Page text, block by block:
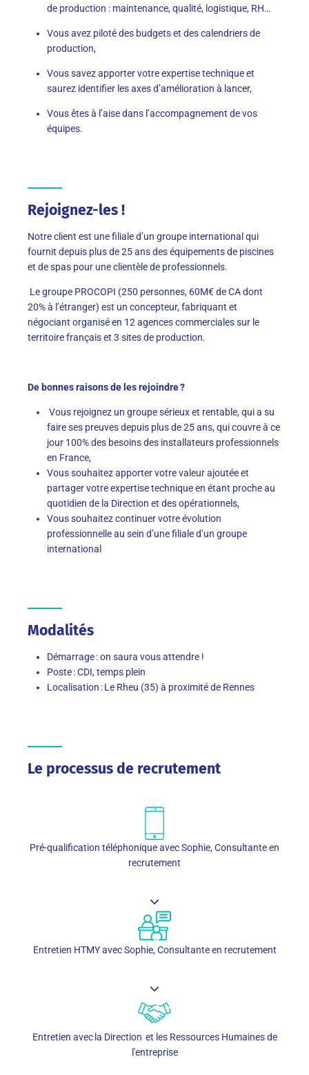
de production : maintenance, qualité, logistique, RH…
Vous avez piloté des budgets et des calendriers de
production,
Vous savez apporter votre expertise technique et
saurez identifier les axes d’amélioration à lancer,
Vous êtes à l’aise dans l’accompagnement de vos
équipes.
Rejoignez-les !
Notre client est une filiale d’un groupe international qui
fournit depuis plus de 25 ans des équipements de piscines
et de spas pour une clientèle de professionnels.
Le groupe PROCOPI (250 personnes, 60M€ de CA dont
20% à l’étranger) est un concepteur, fabriquant et
négociant organisé en 12 agences commerciales sur le
territoire français et 3 sites de production.
De bonnes raisons de les rejoindre ?
Vous rejoignez un groupe sérieux et rentable, qui a su
faire ses preuves depuis plus de 25 ans, qui couvre à ce
jour 100% des besoins des installateurs professionnels
en France,
Vous souhaitez apporter votre valeur ajoutée et
partager votre expertise technique en étant proche au
quotidien de la Direction et des opérationnels,
Vous souhaitez continuer votre évolution
professionnelle au sein d’une filiale d’un groupe
international
Modalités
Démarrage : on saura vous attendre !
Poste : CDI, temps plein
Localisation : Le Rheu (35) à proximité de Rennes
Le processus de recrutement
Pré-qualification téléphonique avec Sophie, Consultante en
recrutement
Entretien HTMY avec Sophie, Consultante en recrutement
Entretien avec la Direction et les Ressources Humaines de
l'entreprise